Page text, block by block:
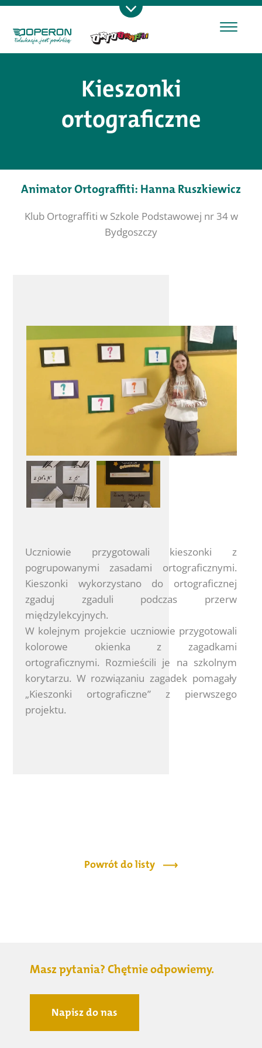
Kieszonki
ortograficzne
Animator Ortograffiti: Hanna Ruszkiewicz
Klub Ortograffiti w Szkole Podstawowej nr 34 w
Bydgoszczy
Uczniowie przygotowali kieszonki z
pogrupowanymi zasadami ortograficznymi.
Kieszonki wykorzystano do ortograficznej
zgaduj zgaduli podczas przerw
międzylekcyjnych.
W kolejnym projekcie uczniowie przygotowali
kolorowe okienka z zagadkami
ortograficznymi. Rozmieścili je na szkolnym
korytarzu. W rozwiązaniu zagadek pomagały
„Kieszonki ortograficzne” z pierwszego
projektu.
Powrót do listy
Masz pytania? Chętnie odpowiemy.
Napisz do nas